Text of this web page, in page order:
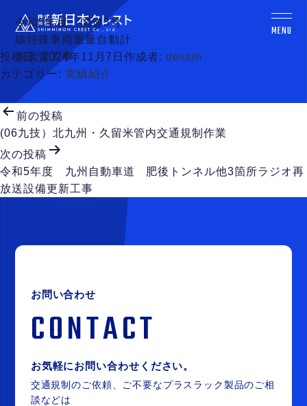
MENU
トップ
Top
会社概要
Company
事業内容
Business
Contact
令和5年度 国道3号
線特殊車両重量自動計
測装置工事
投稿日:2024年11月7日作成者:dessin
カテゴリー: 実績紹介
投
稿
ビ
ゲ
ー
前の投稿
(06九技）北九州・久留米管内交通規制作業
次の投稿
令和5年度 九州自動車道 肥後トンネル他3箇所ラジオ再
放送設備更新工事
お問い合わせ
CONTACT
お気軽にお問い合わせください。
交通規制のご依頼、ご不要なプラスラック製品のご相
談などは